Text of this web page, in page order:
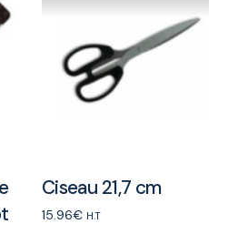
Ciseau 21,7 cm
15.96€ H.T